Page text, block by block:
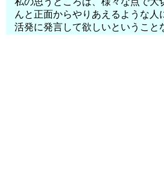
んと正面からやりあえるような
活発に発言して欲しいということ